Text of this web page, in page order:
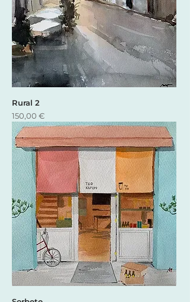
Rural 2
Precio
150,00 €